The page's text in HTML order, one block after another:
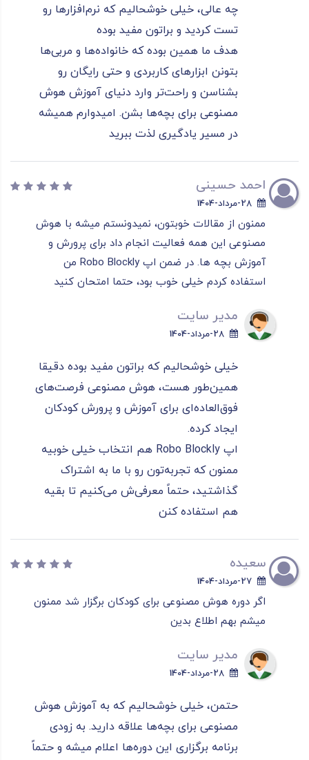
چه عالی، خیلی خوشحالیم که نرم‌افزارها رو
تست کردید و براتون مفید بوده
هدف ما همین بوده که خانواده‌ها و مربی‌ها
بتونن ابزارهای کاربردی و حتی رایگان رو
بشناسن و راحت‌تر وارد دنیای آموزش هوش
مصنوعی برای بچه‌ها بشن. امیدوارم همیشه
در مسیر یادگیری لذت ببرید
احمد حسینی
28-مرداد-1404
ممنون از مقالات خوبتون، نمیدونستم میشه با هوش
مصنوعی این همه فعالیت انجام داد برای پرورش و
آموزش بچه ها. در ضمن اپ Robo Blockly من
استفاده کردم خیلی خوب بود، حتما امتحان کنید
مدیر سایت
28-مرداد-1404
خیلی خوشحالیم که براتون مفید بوده دقیقا
همین‌طور هست، هوش مصنوعی فرصت‌های
فوق‌العاده‌ای برای آموزش و پرورش کودکان
ایجاد کرده.
اپ Robo Blockly هم انتخاب خیلی خوبیه
ممنون که تجربه‌تون رو با ما به اشتراک
گذاشتید، حتماً معرفی‌ش می‌کنیم تا بقیه
هم استفاده کنن
سعیده
27-مرداد-1404
اگر دوره هوش مصنوعی برای کودکان برگزار شد ممنون
میشم بهم اطلاع بدین
مدیر سایت
28-مرداد-1404
حتمن، خیلی خوشحالیم که به آموزش هوش
مصنوعی برای بچه‌ها علاقه دارید. به زودی
برنامه برگزاری این دوره‌ها اعلام میشه و حتماً